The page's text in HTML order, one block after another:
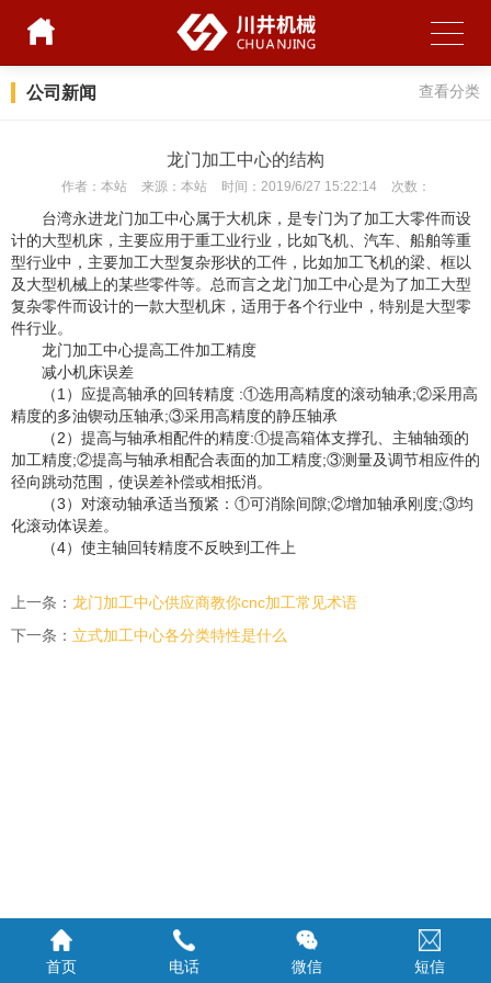
公司新闻 查看分类
龙门加工中心的结构
作者： 本站 来源： 本站 时间： 2019/6/27 15:22:14 次数：
台湾永进龙门加工中心属于大机床，是专门为了加工大零件而设
计的大型机床，主要应用于重工业行业，比如飞机、汽车、船舶等重
型行业中，主要加工大型复杂形状的工件，比如加工飞机的梁、框以
及大型机械上的某些零件等。总而言之龙门加工中心是为了加工大型
复杂零件而设计的一款大型机床，适用于各个行业中，特别是大型零
件行业。
龙门加工中心提高工件加工精度
减小机床误差
（1）应提高轴承的回转精度 :①选用高精度的滚动轴承;②采用高
精度的多油锲动压轴承;③采用高精度的静压轴承
（2）提高与轴承相配件的精度:①提高箱体支撑孔、主轴轴颈的
加工精度;②提高与轴承相配合表面的加工精度;③测量及调节相应件的
径向跳动范围，使误差补偿或相抵消。
（3）对滚动轴承适当预紧：①可消除间隙;②增加轴承刚度;③均
化滚动体误差。
（4）使主轴回转精度不反映到工件上
上一条： 龙门加工中心供应商教你cnc加工常见术语
下一条： 立式加工中心各分类特性是什么
首页 电话 微信 短信